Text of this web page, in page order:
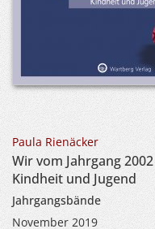
Paula Rienäcker
Wir vom Jahrgang 2002
Kindheit und Jugend
Jahrgangsbände
November 2019